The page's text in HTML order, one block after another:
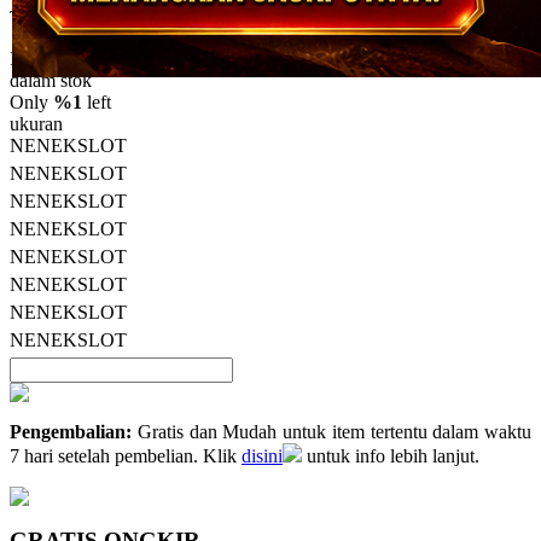
bintang,
nilai
rating
rata-
rata.
Read
13
Reviews.
Tautan
halaman
yang
sama.
Topi Tanpa Bingkai Futura Wash
Info lebih lanjut
dalam stok
Only %1 left
ukuran
NENEKSLOT
NENEKSLOT
NENEKSLOT
NENEKSLOT
NENEKSLOT
NENEKSLOT
NENEKSLOT
NENEKSLOT
Pengembalian: Gratis dan Mudah untuk item tertentu dalam waktu
7 hari setelah pembelian. Klik disini untuk info lebih lanjut.